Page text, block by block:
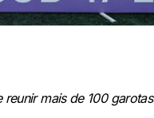
reunir mais de 100 garotas